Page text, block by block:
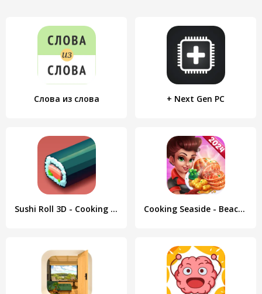
Слова из слова + Next Gen PC
Sushi Roll 3D - Cooking ASMR Cooking Seaside - Beach Food